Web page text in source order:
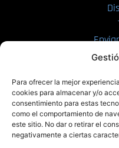
Para ofrecer la mejor
cookies para almacenar y/o
consentimiento para estas
como el comportamiento de
este sitio. No dar o retirar el
negativamente a ciertas